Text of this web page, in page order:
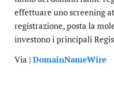
effettuare uno screening
registrazione, posta la
investono i principali
Via | DomainNameWire